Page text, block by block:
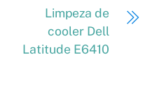
Limpeza de
cooler Dell
Latitude E6410